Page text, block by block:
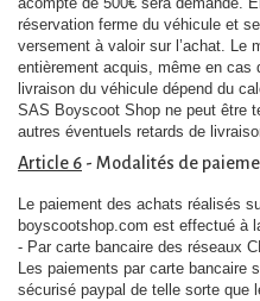
réservation ferme du véhicule et
versement à valoir sur l’achat. Le
entièrement acquis, même en cas
livraison du véhicule dépend du
SAS Boyscoot Shop ne peut être
autres éventuels retards de
Article 6 - Modalités de
Le paiement des achats réalisés
boyscootshop.com est effectué à
- Par carte bancaire des réseaux
Les paiements par carte bancaire
sécurisé paypal de telle sorte que